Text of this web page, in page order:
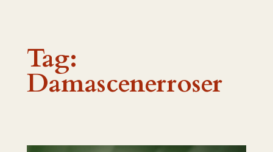
Tag:
Damascenerroser